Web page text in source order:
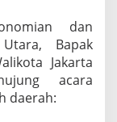
dan
Bapak
Jakarta
acara
daerah: